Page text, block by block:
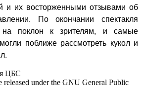
и их восторженными отзывами об
По окончании спектакля
поклон к зрителям, и самые
поближе рассмотреть кукол и
ЦБС
released under the GNU General Public